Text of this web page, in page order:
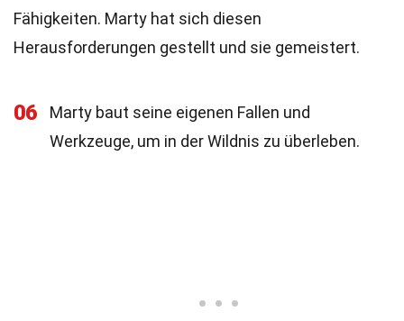
Fähigkeiten. Marty hat sich diesen
Herausforderungen gestellt und sie gemeistert.
06
Marty baut seine eigenen Fallen und
Werkzeuge, um in der Wildnis zu überleben.